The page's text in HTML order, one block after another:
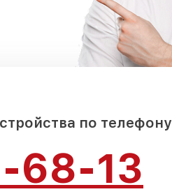
по телефону
68-13